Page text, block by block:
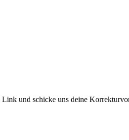
und schicke uns deine